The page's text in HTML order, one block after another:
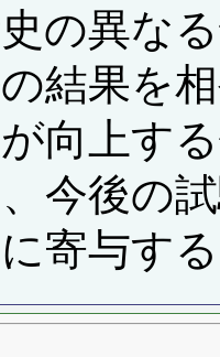
の異な
結果を
向上す
今後の
寄与す